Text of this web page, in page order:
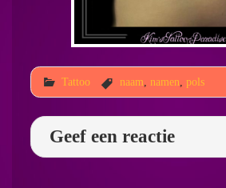
Tattoo naam namen pols
Geef een reactie